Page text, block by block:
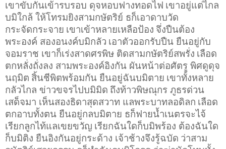
เขาขับกันเข้ารบรอบ ดุจหอบฟางทอดไฟ เขาอยู่แต่ไกล
บมิใกล้ ให้โทรมยิงสามกษัตริย์ ธก็เอาดาบวัด
กระจัดกระจาย เขาเข้าหลายเหลือป้อง จึ่งปืนต้อง
พระองค์ สองอนงค์บมิกลัว เอาตัวออกรับปืน ยืนอยู่กับ
จอมราช เขาก็เร่งสาดศรพิษ ติดสามกษัตริย์สพรั่ง เลือด
ตกหลั่งถั่งลง สามพระองค์อิงกัน ผันหน้าต่อศัตรู พิศดูดุจ
นฤมิต สิ้นชีพิตพร้อมกัน ยืนอยู่ฉันบมิตาย เขาทั้งหลาย
กลัวไกล ข่าวขจรไปบมิมิด ถึงท้าวพิษณุกร ภูธรด่วน
เสด็จมา เห็นสองธิดาสุดสวาท แลพระบาทลอดิลก เลือด
ตกอาบทั้งตน ยืนอยู่กลบมิตาย ธก็ฟายน้ำเนตรจะไจ้
เรียกลูกไท้แลเขยขวัญ เรียกฉันใดก็บมิพร้อง ต้องฉันใด
ก็บมิติง ยืนอิงกันอยู่กระด้าง เจ้าช้างจึงรู้ฉบัด ว่าสาม